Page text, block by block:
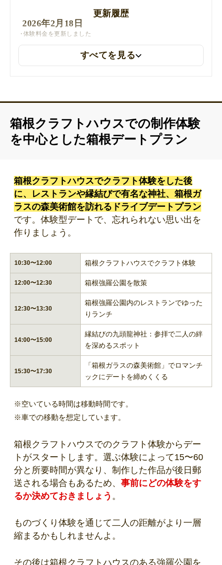
更新履歴
2026年2月18日
体験料金を更新しました
すべてを見る
箱根クラフトハウスでの制作体験
を中心とした箱根デートプラン
箱根クラフトハウスでクラフト体験をした後
に、レストランや縁結びで有名な神社、箱根ガ
ラスの森美術館を訪れるドライブデートプラン
です。体験型デートで、忘れられない思い出を
作りましょう。
10:30〜12:00 箱根クラフトハウスでクラフト体験
12:00〜12:30 箱根強羅公園を散策
12:30〜13:30
箱根強羅公園内のレストランでゆった
りランチ
14:00〜15:00
縁結びの九頭龍神社：参拝で二人の絆
を深めるスポット
15:30〜17:30
「箱根ガラスの森美術館」でロマンチ
ックにデートを締めくくる
※空いている時間は移動時間です。
※車での移動を想定しています。
箱根クラフトハウスでのクラフト体験からデー
トがスタートします。選ぶ体験によって15〜60
分と所要時間が異なり、制作した作品が後日郵
送される場合もあるため、 事前にどの体験をす
るか決めておきましょう 。
ものづくり体験を通じて二人の距離がより一層
縮まるかもしれませんよ。
その後は箱根クラフトハウスのある強羅公園を